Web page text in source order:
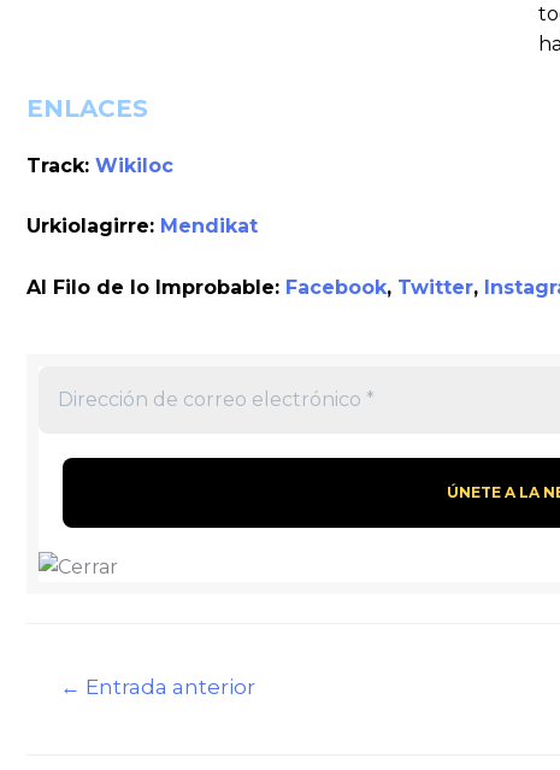
ENLACES
Track: Wikiloc
Urkiolagirre: Mendikat
Al Filo de lo Improbable: Facebook, Twitter,
Navegación
← Entrada anterior